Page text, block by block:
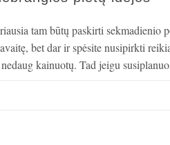
tam būtų paskirti sekmadienio
bet dar ir spėsite nusipirkti
kainuotų. Tad jeigu